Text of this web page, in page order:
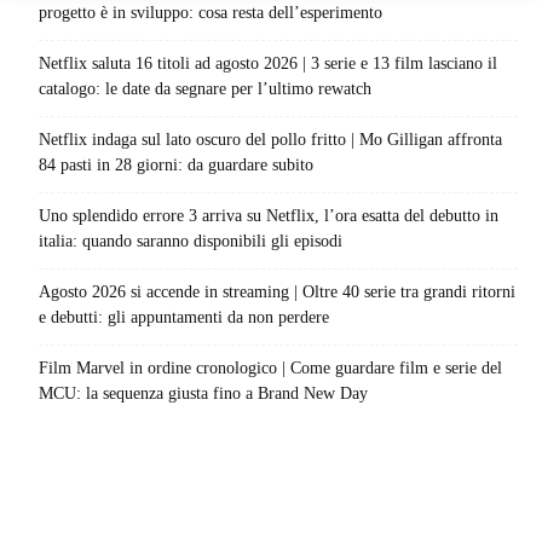
progetto è in sviluppo: cosa resta dell’esperimento
Netflix saluta 16 titoli ad agosto 2026 | 3 serie e 13 film lasciano il
catalogo: le date da segnare per l’ultimo rewatch
Netflix indaga sul lato oscuro del pollo fritto | Mo Gilligan affronta
84 pasti in 28 giorni: da guardare subito
Uno splendido errore 3 arriva su Netflix, l’ora esatta del debutto in
italia: quando saranno disponibili gli episodi
Agosto 2026 si accende in streaming | Oltre 40 serie tra grandi ritorni
e debutti: gli appuntamenti da non perdere
Film Marvel in ordine cronologico | Come guardare film e serie del
MCU: la sequenza giusta fino a Brand New Day